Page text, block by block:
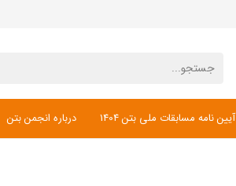
آیین نامه مسابقات ملی بتن 1404 درباره انجمن بتن